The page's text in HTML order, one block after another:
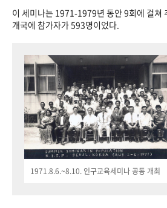
이 세미나는 1971-1979년 동안 9회에 걸쳐
개국에 참가자가 593명이었다.
1971.8.6.~8.10. 인구교육세미나 공동 개최